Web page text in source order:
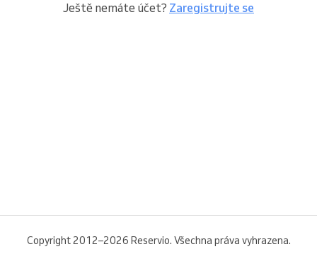
Ještě nemáte účet? Zaregistrujte se
Copyright 2012–2026 Reservio. Všechna práva vyhrazena.